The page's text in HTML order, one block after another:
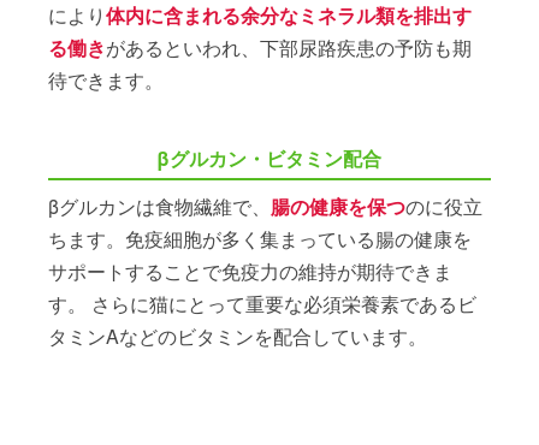
により体内に含まれる余分なミネラル類を排出す
る働きがあるといわれ、下部尿路疾患の予防も期
待できます。
βグルカン・ビタミン配合
βグルカンは食物繊維で、 腸の健康を保つのに役立
ちます。免疫細胞が多く集まっている腸の健康を
サポートすることで免疫力の維持が期待できま
す。 さらに猫にとって重要な必須栄養素であるビ
タミンAなどのビタミンを配合しています。